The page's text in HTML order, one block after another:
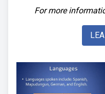
For more